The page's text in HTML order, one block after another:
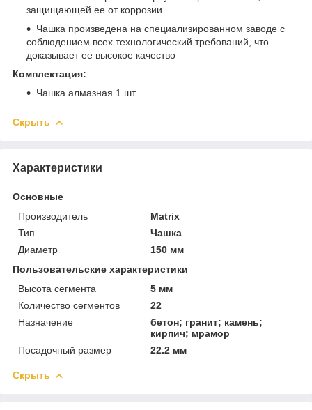
защищающей ее от коррозии
Чашка произведена на специализированном заводе с
соблюдением всех технологический требований, что
доказывает ее высокое качество
Комплектация:
Чашка алмазная 1 шт.
Скрыть
Характеристики
Основные
Производитель
Matrix
Тип
Чашка
Диаметр
150 мм
Пользовательские характеристики
Высота сегмента
5 мм
Количество сегментов
22
Назначение
бетон; гранит; камень;
кирпич; мрамор
Посадочный размер
22.2 мм
Скрыть